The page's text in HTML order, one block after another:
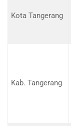
Kota Tangerang
Kab. Tangerang